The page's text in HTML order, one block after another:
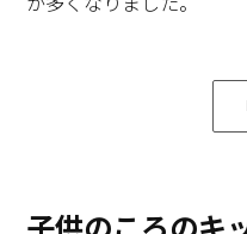
表取締役でいらっしゃ
いを語っていらっしゃ
私